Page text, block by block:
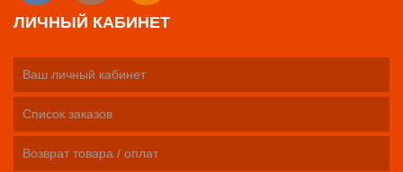
ЛИЧНЫЙ КАБИНЕТ
Ваш личный кабинет
Список заказов
Возврат товара / оплат